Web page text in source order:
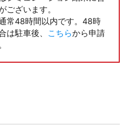
ございます。
常48時間以内です。48時
は駐車後、
こちらから申請